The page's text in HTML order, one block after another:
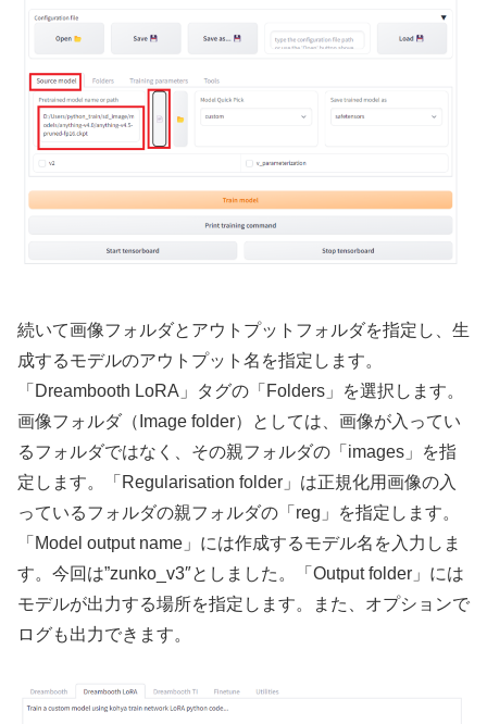
続いて画像フォルダとアウトプットフォルダを指定し、生
成するモデルのアウトプット名を指定します。
「Dreambooth LoRA」タグの「Folders」を選択します。
画像フォルダ（Image folder）としては、画像が入ってい
るフォルダではなく、その親フォルダの「images」を指
定します。「Regularisation folder」は正規化用画像の入
っているフォルダの親フォルダの「reg」を指定します。
「Model output name」には作成するモデル名を入力しま
す。今回は”zunko_v3″としました。「Output folder」には
モデルが出力する場所を指定します。また、オプションで
ログも出力できます。